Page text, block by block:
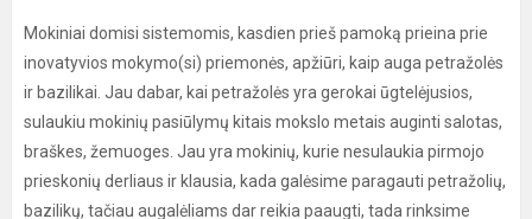
Mokiniai domisi sistemomis, kasdien prieš pamoką prieina prie
inovatyvios mokymo(si) priemonės, apžiūri, kaip auga petražolės
ir bazilikai. Jau dabar, kai petražolės yra gerokai ūgtelėjusios,
sulaukiu mokinių pasiūlymų kitais mokslo metais auginti salotas,
braškes, žemuoges. Jau yra mokinių, kurie nesulaukia pirmojo
prieskonių derliaus ir klausia, kada galėsime paragauti petražolių,
bazilikų, tačiau augalėliams dar reikia paaugti, tada rinksime